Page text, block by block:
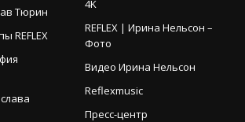
Тюрин
REFLEX
4K
REFLEX | Ирина Нельсон –
Фото
Видео Ирина Нельсон
Reflexmusic
Пресс-центр